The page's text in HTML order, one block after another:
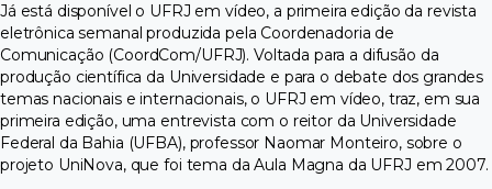
Já está disponível o UFRJ em vídeo, a primeira edição da revista
eletrônica semanal produzida pela Coordenadoria de
Comunicação (CoordCom/UFRJ). Voltada para a difusão da
produção científica da Universidade e para o debate dos grandes
temas nacionais e internacionais, o UFRJ em vídeo, traz, em sua
primeira edição, uma entrevista com o reitor da Universidade
Federal da Bahia (UFBA), professor Naomar Monteiro, sobre o
projeto UniNova, que foi tema da Aula Magna da UFRJ em 2007.